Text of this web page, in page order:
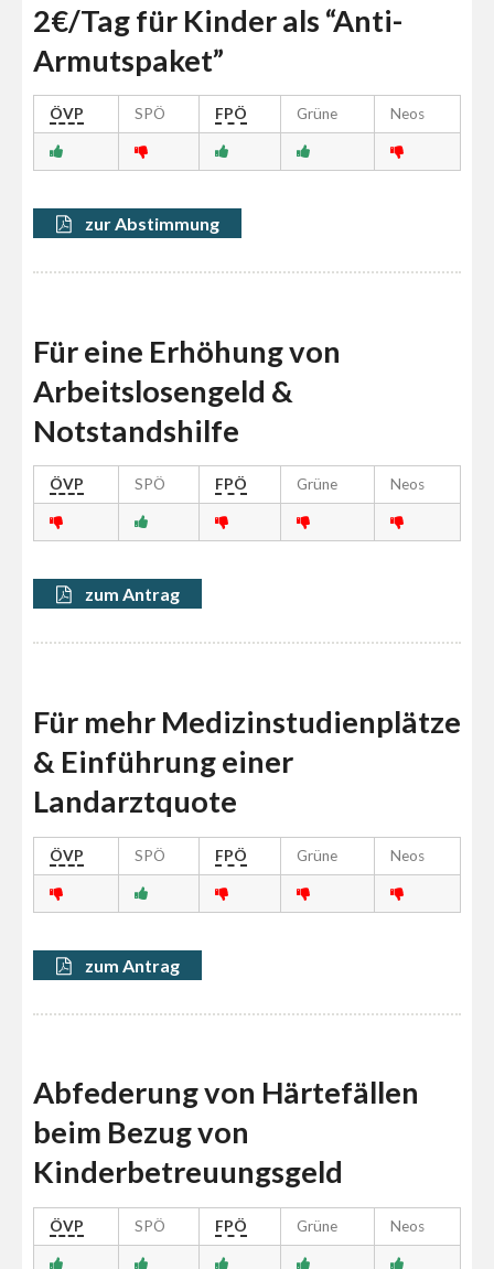
2€/Tag für Kinder als “Anti-
Armutspaket”
ÖVP SPÖ FPÖ Grüne Neos
zur Abstimmung
Für eine Erhöhung von
Arbeitslosengeld &
Notstandshilfe
ÖVP SPÖ FPÖ Grüne Neos
zum Antrag
Für mehr Medizinstudienplätze
& Einführung einer
Landarztquote
ÖVP SPÖ FPÖ Grüne Neos
zum Antrag
Abfederung von Härtefällen
beim Bezug von
Kinderbetreuungsgeld
ÖVP SPÖ FPÖ Grüne Neos